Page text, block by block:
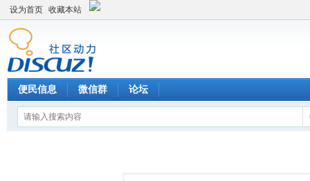
设为首页 收藏本站
便民信息 微信群 论坛